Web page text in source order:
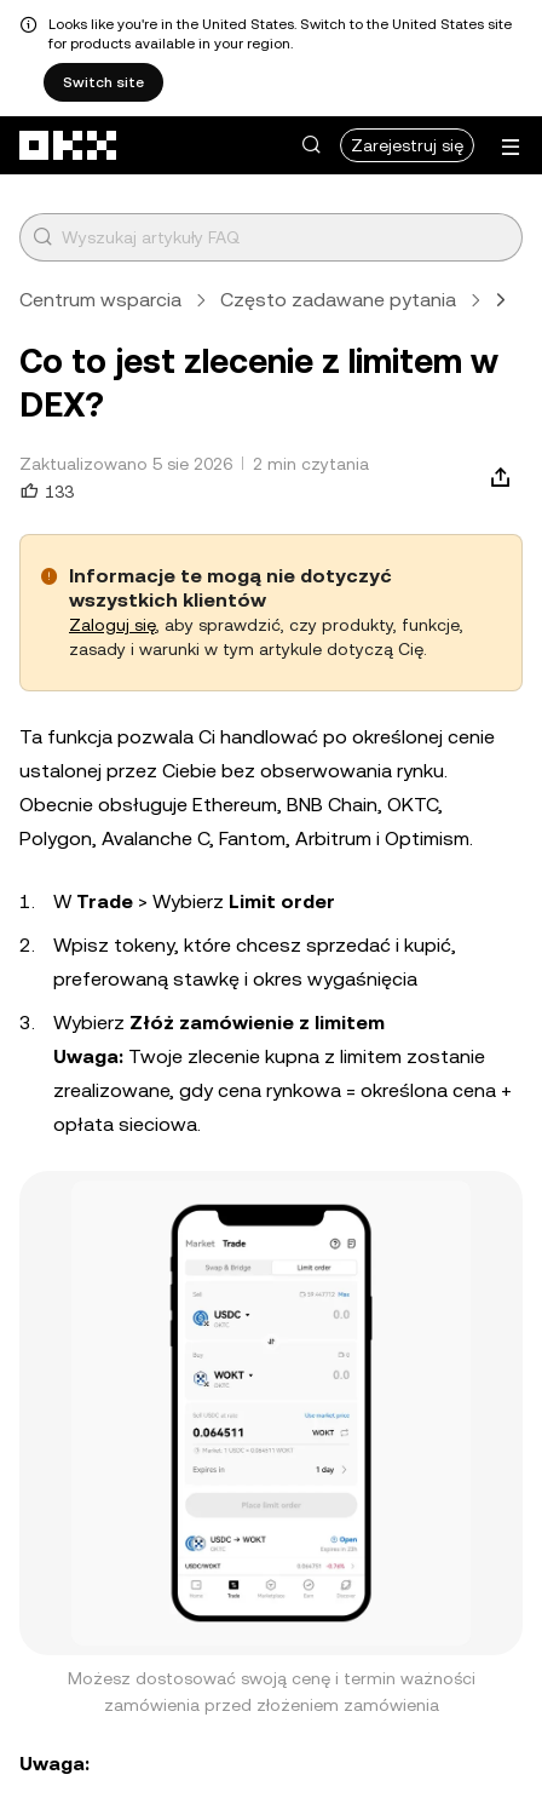
Looks like you're in the United States. Switch to the United States site
for products available in your region.
Switch site
Zarejestruj się
Centrum wsparcia Często zadawane pytania
Co to jest zlecenie z limitem w
DEX?
Zaktualizowano 5 sie 2026
2 min czytania
133
Informacje te mogą nie dotyczyć
wszystkich klientów
Zaloguj się , aby sprawdzić, czy produkty, funkcje,
zasady i warunki w tym artykule dotyczą Cię.
Ta funkcja pozwala Ci handlować po określonej cenie
ustalonej przez Ciebie bez obserwowania rynku.
Obecnie obsługuje Ethereum, BNB Chain, OKTC,
Polygon, Avalanche C, Fantom, Arbitrum i Optimism.
W Trade > Wybierz Limit order
Wpisz tokeny, które chcesz sprzedać i kupić,
preferowaną stawkę i okres wygaśnięcia
Wybierz Złóż zamówienie z limitem
Uwaga: Twoje zlecenie kupna z limitem zostanie
zrealizowane, gdy cena rynkowa = określona cena +
opłata sieciowa.
Możesz dostosować swoją cenę i termin ważności
zamówienia przed złożeniem zamówienia
Uwaga: